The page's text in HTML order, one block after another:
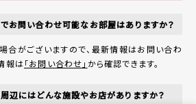
お問い合わせ可能なお部屋はありますか？
合がございますので、最新情報はお問い合わ
報は「お問い合わせ」 から確認できます。
辺にはどんな施設やお店がありますか？